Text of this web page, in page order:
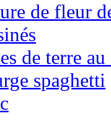
de fleur
de terre
spaghetti